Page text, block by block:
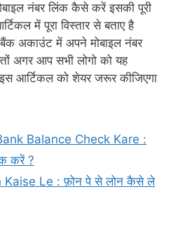
नंबर लिंक कैसे करें इसकी पूरी
में पूरा विस्तार से बताए है
अकाउंट में अपने मोबाइल नंबर
अगर आप सभी लोगो को यह
इस आर्टिकल को शेयर जरूर कीजिएगा
Balance Check Kare :
करें ?
Kaise Le : फ़ोन पे से लोन कैसे ले